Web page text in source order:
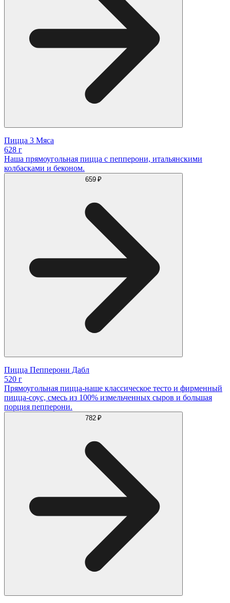
Пицца 3 Мяса
628 г
Наша прямоугольная пицца с пепперони, итальянскими
колбасками и беконом.
659 ₽
Пицца Пепперони Дабл
520 г
Прямоугольная пицца-наше классическое тесто и фирменный
пицца-соус, смесь из 100% измельченных сыров и большая
порция пепперони.
782 ₽